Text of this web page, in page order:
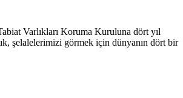
Varlıkları Koruma Kuruluna dört yıl
şelalelerimizi görmek için dünyanın dört bir